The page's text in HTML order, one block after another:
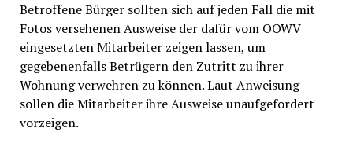
Betroffene Bürger sollten sich auf jeden Fall die mit
Fotos versehenen Ausweise der dafür vom OOWV
eingesetzten Mitarbeiter zeigen lassen, um
gegebenenfalls Betrügern den Zutritt zu ihrer
Wohnung verwehren zu können. Laut Anweisung
sollen die Mitarbeiter ihre Ausweise unaufgefordert
vorzeigen.